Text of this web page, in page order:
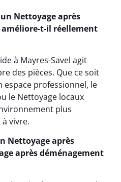
Nettoyage après
améliore-t-il réellement
à Mayres-Savel agit
des pièces. Que ce soit
professionnel, le
le Nettoyage locaux
plus
vivre.
Nettoyage après
après déménagement